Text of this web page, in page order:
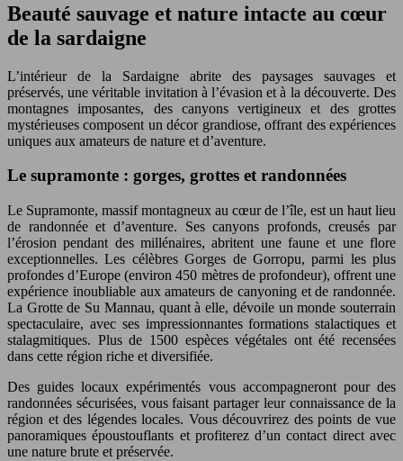
Beauté sauvage et nature intacte au cœur
de la sardaigne
L’intérieur de la Sardaigne abrite des paysages sauvages et
préservés, une véritable invitation à l’évasion et à la découverte. Des
montagnes imposantes, des canyons vertigineux et des grottes
mystérieuses composent un décor grandiose, offrant des expériences
uniques aux amateurs de nature et d’aventure.
Le supramonte : gorges, grottes et randonnées
Le Supramonte, massif montagneux au cœur de l’île, est un haut lieu
de randonnée et d’aventure. Ses canyons profonds, creusés par
l’érosion pendant des millénaires, abritent une faune et une flore
exceptionnelles. Les célèbres Gorges de Gorropu, parmi les plus
profondes d’Europe (environ 450 mètres de profondeur), offrent une
expérience inoubliable aux amateurs de canyoning et de randonnée.
La Grotte de Su Mannau, quant à elle, dévoile un monde souterrain
spectaculaire, avec ses impressionnantes formations stalactiques et
stalagmitiques. Plus de 1500 espèces végétales ont été recensées
dans cette région riche et diversifiée.
Des guides locaux expérimentés vous accompagneront pour des
randonnées sécurisées, vous faisant partager leur connaissance de la
région et des légendes locales. Vous découvrirez des points de vue
panoramiques époustouflants et profiterez d’un contact direct avec
une nature brute et préservée.